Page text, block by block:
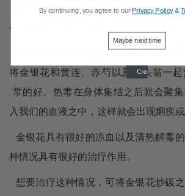
可以将金银花泡水喝或者是放入干净
有很好的凉血、止痢以及解毒的作用。
如果说痢疾或者是脓血的情况已经很严
将金银花和黄连、赤芍以及白头翁一
常的好。 热毒在身体集结之后就会聚
入我们的血液之中，这样就会出现痢疾
金银花具有很好的凉血以及清热解毒
种情况具有很好的治疗作用。
想要治疗这种情况，可将金银花炒碳
By continuing, you agree to our Privacy Policy&
Maybe next time